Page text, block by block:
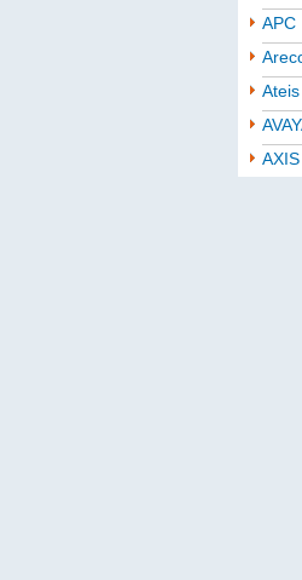
APC
Ateis
AXIS